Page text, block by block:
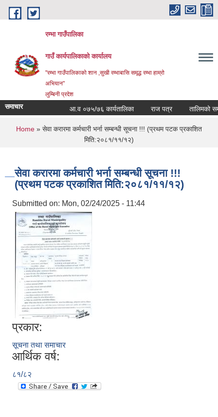
Skip to main content
रम्भा गाउँपालिका
गाउँ कार्यपालिकाको कार्यालय
"रम्भा गाउँपालिकाको शान ,सुखी रम्भाबासि समृद्ध रम्भा हाम्रो
अभियान"
लुम्बिनी प्रदेश
समाचार आ.व ०७५/७६ कार्यतालिका राज पत्र तालिमको समय
You are here
Home » सेवा करारमा कर्मचारी भर्ना सम्बन्धी सूचना !!! (प्रथम पटक प्रकाशित
मिति:२०८१/११/१२)
सेवा करारमा कर्मचारी भर्ना सम्बन्धी सूचना !!!
(प्रथम पटक प्रकाशित मिति:२०८१/११/१२)
Submitted on: Mon, 02/24/2025 - 11:44
प्रकार:
सूचना तथा समाचार
आर्थिक वर्ष:
८१/८२